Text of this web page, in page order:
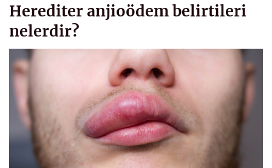
Herediter anjioödem belirtileri
nelerdir?